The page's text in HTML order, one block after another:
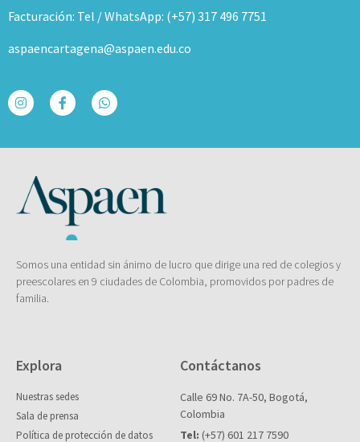
Facturación: Tel / WhatsApp: (+57) 317 496 7751
aspaencartagena@aspaen.edu.co
Somos una entidad sin ánimo de lucro que dirige una red de colegios y
preescolares en 9 ciudades de Colombia, promovidos por padres de
familia.
Explora
Nuestras sedes
Sala de prensa
Política de protección de datos
Contáctanos
Calle 69 No. 7A-50, Bogotá,
Colombia
Tel: (+57) 601 217 7590